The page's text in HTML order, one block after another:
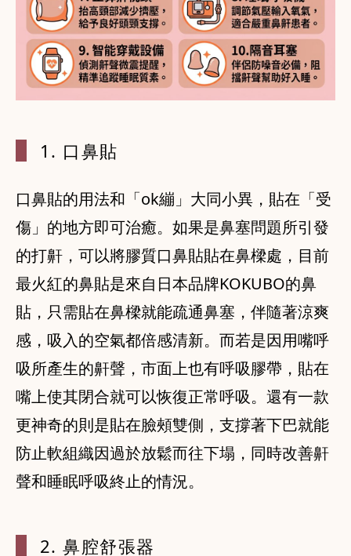
1. 口鼻貼
口鼻貼的用法和「ok繃」大同小異，貼在「受
傷」的地方即可治癒。如果是鼻塞問題所引發
的打鼾，可以將膠質口鼻貼貼在鼻樑處，目前
最火紅的鼻貼是來自日本品牌KOKUBO的鼻
貼，只需貼在鼻樑就能疏通鼻塞，伴隨著涼爽
感，吸入的空氣都倍感清新。而若是因用嘴呼
吸所產生的鼾聲，市面上也有呼吸膠帶，貼在
嘴上使其閉合就可以恢復正常呼吸。還有一款
更神奇的則是貼在臉頰雙側，支撐著下巴就能
防止軟組織因過於放鬆而往下塌，同時改善鼾
聲和睡眠呼吸終止的情況。
2. 鼻腔舒張器